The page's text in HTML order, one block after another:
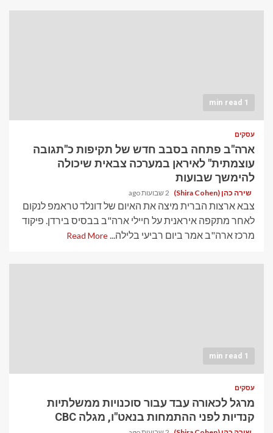
1 min read
עסקים
ארה"ב פתחה בסבב חדש של תקיפות כ"תגובה
עוצמתית" לאיראן במערכה צבאית שיכולה
להימשך שבועות
שירה כהן (Shira Cohen) 2 שבועות ago
צבא ארצות הברית מיצה את האיום של דונלד טראמפ לנקום
לאחר מתקפה איראנית על חיילי ארה"ב בבסיס בירדן. פיקוד
מרכז ארה"ב אמר ביום רביעי בלילה... Read More
1 min read
עסקים
מרגל לכאורה עבד עבור סוכנויות ממשלתיות
קנדיות לפני ההתמחות בנאט"ו, מגלה CBC